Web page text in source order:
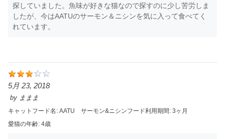
探していました。魚味が好きな猫なので探すのに少し苦労しま
したが、今はAATUのサーモン＆ニシンを気に入って食べてく
れています。
5月 23, 2018
by ままま
キャットフード名: AATU サーモン&ニシンフード利用期間: 3ヶ月
愛猫の年齢: 4歳